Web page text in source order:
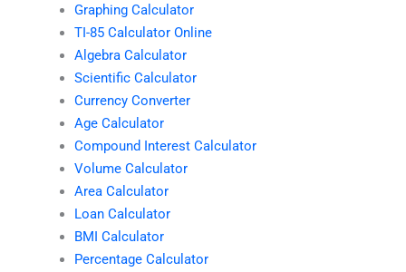
Graphing Calculator
TI-85 Calculator Online
Algebra Calculator
Scientific Calculator
Currency Converter
Age Calculator
Compound Interest Calculator
Volume Calculator
Area Calculator
Loan Calculator
BMI Calculator
Percentage Calculator